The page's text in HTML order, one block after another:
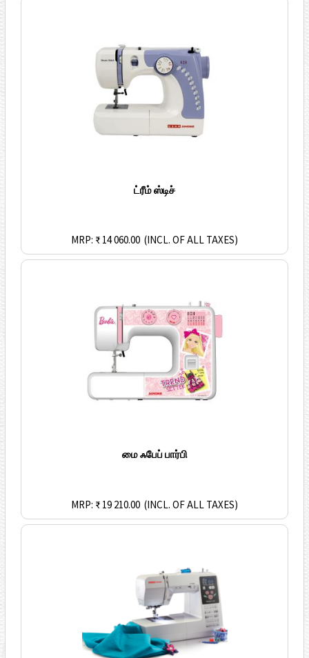
ட்ரீம் ஸ்டிச்
MRP: ₹ 14 060.00 (INCL. OF ALL TAXES)
மை ஃபேப் பார்பி
MRP: ₹ 19 210.00 (INCL. OF ALL TAXES)